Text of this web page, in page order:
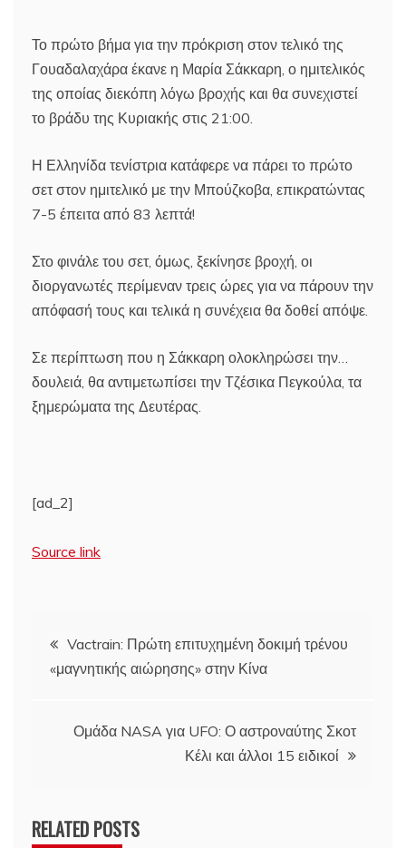
Το πρώτο βήμα για την πρόκριση στον τελικό της
Γουαδαλαχάρα έκανε η Μαρία Σάκκαρη, ο ημιτελικός
της οποίας διεκόπη λόγω βροχής και θα συνεχιστεί
το βράδυ της Κυριακής στις 21:00.
Η Ελληνίδα τενίστρια κατάφερε να πάρει το πρώτο
σετ στον ημιτελικό με την Μπούζκοβα, επικρατώντας
7-5 έπειτα από 83 λεπτά!
Στο φινάλε του σετ, όμως, ξεκίνησε βροχή, οι
διοργανωτές περίμεναν τρεις ώρες για να πάρουν την
απόφασή τους και τελικά η συνέχεια θα δοθεί απόψε.
Σε περίπτωση που η Σάκκαρη ολοκληρώσει την…
δουλειά, θα αντιμετωπίσει την Τζέσικα Πεγκούλα, τα
ξημερώματα της Δευτέρας.
[ad_2]
Source link
Πλοήγηση
άρθρων
Vactrain: Πρώτη επιτυχημένη δοκιμή τρένου
«μαγνητικής αιώρησης» στην Κίνα
Ομάδα NASA για UFO: Ο αστροναύτης Σκοτ
Κέλι και άλλοι 15 ειδικοί
RELATED POSTS